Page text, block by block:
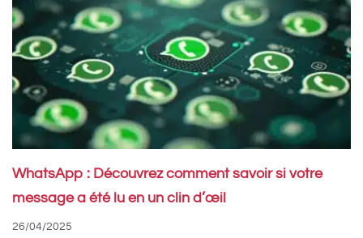
WhatsApp : Découvrez comment savoir si votre
message a été lu en un clin d’œil
26/04/2025